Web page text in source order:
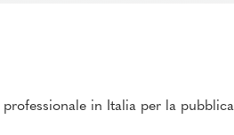
in Italia per la